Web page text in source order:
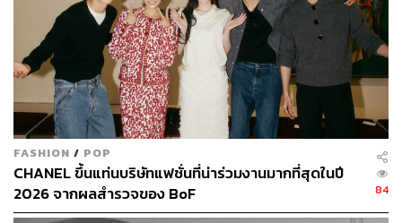
FASHION / POP
CHANEL ขึ้นแท่นบริษัทแฟชั่นที่น่าร่วมงานมากที่สุดในปี
2026 จากผลสำรวจของ BoF
84